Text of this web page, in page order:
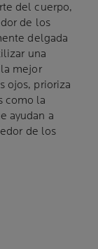
del cuerpo,
de los
delgada
una
mejor
ojos, prioriza
como la
ayudan a
de los